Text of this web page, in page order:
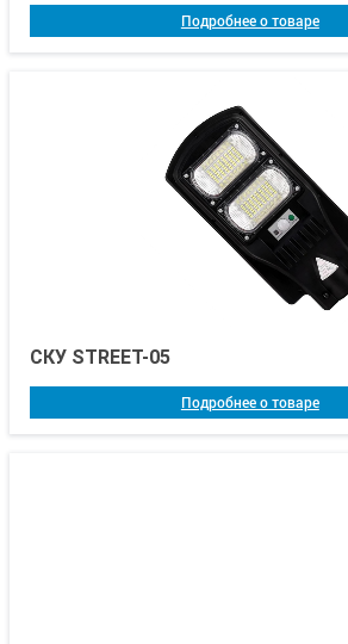
Подробнее о товаре
СКУ STREET-05
Подробнее о товаре